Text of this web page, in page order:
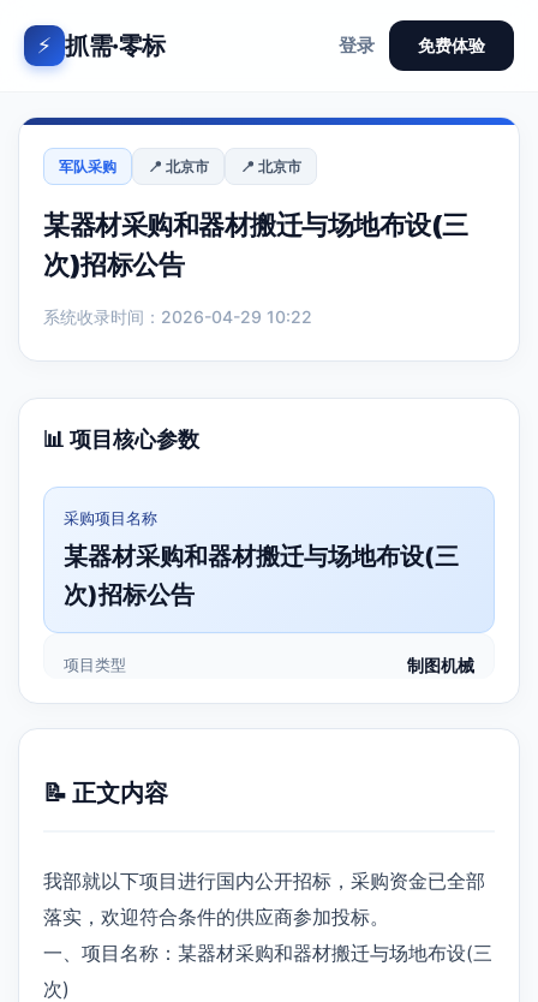
⚡ 抓需·零标 登录 免费体验
军队采购 📍 北京市 📍 北京市
某器材采购和器材搬迁与场地布设(三
次)招标公告
系统收录时间：2026-04-29 10:22
📊 项目核心参数
采购项目名称
某器材采购和器材搬迁与场地布设(三
次)招标公告
项目类型 制图机械
📝 正文内容
我部就以下项目进行国内公开招标，采购资金已全部
落实，欢迎符合条件的供应商参加投标。
一、项目名称：某器材采购和器材搬迁与场地布设(三
次)